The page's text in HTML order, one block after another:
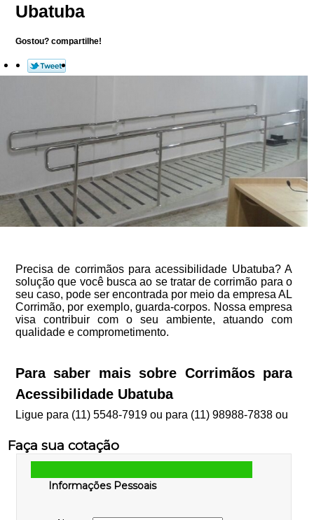
Ubatuba
Gostou? compartilhe!
Precisa de corrimãos para acessibilidade Ubatuba? A
solução que você busca ao se tratar de corrimão para o
seu caso, pode ser encontrada por meio da empresa AL
Corrimão, por exemplo, guarda-corpos. Nossa empresa
visa contribuir com o seu ambiente, atuando com
qualidade e comprometimento.
Para saber mais sobre Corrimãos para
Acessibilidade Ubatuba
Ligue para (11) 5548-7919ou para (11) 98988-7838ou
Faça sua cotação
Informações Pessoais